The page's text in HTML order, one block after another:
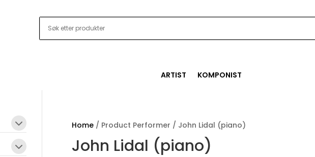
ARTIST KOMPONIST
Home/ Product Performer / John Lidal (piano)
John Lidal (piano)